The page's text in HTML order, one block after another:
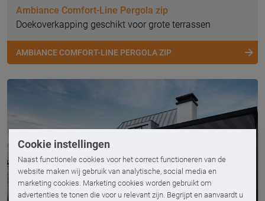
Cookie instellingen
Naast functionele cookies voor het correct functioneren van de
website maken wij gebruik van analytische, social media en
marketing cookies. Marketing cookies worden gebruikt om
advertenties te tonen die voor u relevant zijn. Begrijpt en aanvaardt u
Ambiance Comfort-Line Pergola zip
Doekoverkapping geschikt voor grote terrassen
AMBIANCE COMFORT-LINE PERGOLA ZIP